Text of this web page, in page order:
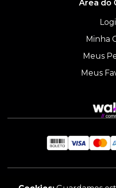
Área do
Minha
Meus
Meus